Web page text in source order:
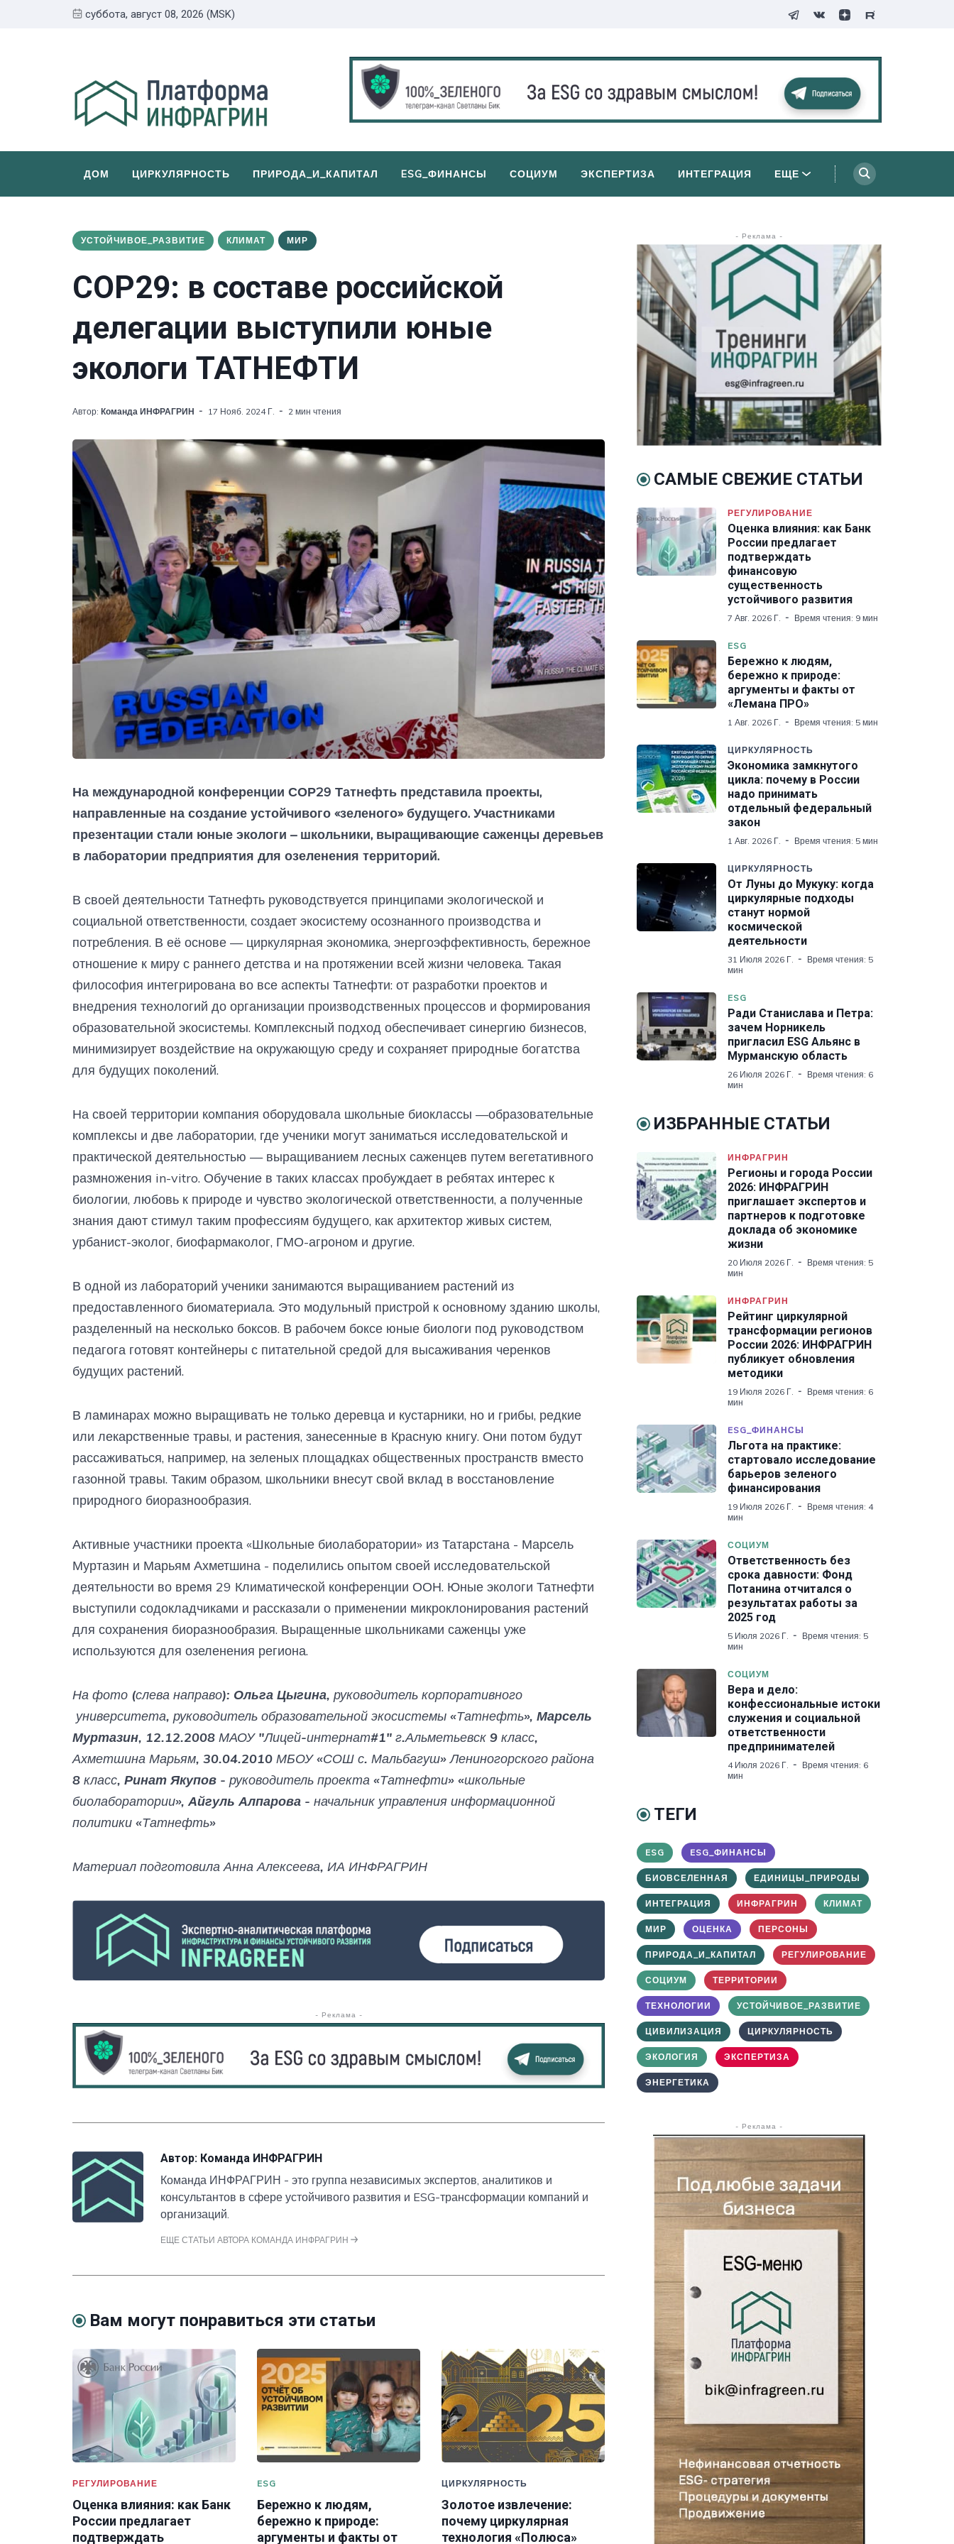
суббота, август 08, 2026 (MSK)
ДОМ ЦИРКУЛЯРНОСТЬ ПРИРОДА_И_КАПИТАЛ ESG_ФИНАНСЫ СОЦИУМ ЭКСПЕРТИЗА ИНТЕГРАЦИЯ ЕЩЕ
УСТОЙЧИВОЕ_РАЗВИТИЕ КЛИМАТ МИР
СОР29: в составе российской
делегации выступили юные
экологи ТАТНЕФТИ
Автор: Команда ИНФРАГРИН 17 Нояб. 2024 Г. 2 мин чтения
На международной конференции СОР29 Татнефть представила проекты,
направленные на создание устойчивого «зеленого» будущего. Участниками
презентации стали юные экологи – школьники, выращивающие саженцы деревьев
в лаборатории предприятия для озеленения территорий.
В своей деятельности Татнефть руководствуется принципами экологической и
социальной ответственности, создает экосистему осознанного производства и
потребления. В её основе — циркулярная экономика, энергоэффективность, бережное
отношение к миру с раннего детства и на протяжении всей жизни человека. Такая
философия интегрирована во все аспекты Татнефти: от разработки проектов и
внедрения технологий до организации производственных процессов и формирования
образовательной экосистемы. Комплексный подход обеспечивает синергию бизнесов,
минимизирует воздействие на окружающую среду и сохраняет природные богатства
для будущих поколений.
На своей территории компания оборудовала школьные биоклассы —образовательные
комплексы и две лаборатории, где ученики могут заниматься исследовательской и
практической деятельностью — выращиванием лесных саженцев путем вегетативного
размножения in-vitro. Обучение в таких классах пробуждает в ребятах интерес к
биологии, любовь к природе и чувство экологической ответственности, а полученные
знания дают стимул таким профессиям будущего, как архитектор живых систем,
урбанист-эколог, биофармаколог, ГМО-агроном и другие.
В одной из лабораторий ученики занимаются выращиванием растений из
предоставленного биоматериала. Это модульный пристрой к основному зданию школы,
разделенный на несколько боксов. В рабочем боксе юные биологи под руководством
педагога готовят контейнеры с питательной средой для высаживания черенков
будущих растений.
В ламинарах можно выращивать не только деревца и кустарники, но и грибы, редкие
или лекарственные травы, и растения, занесенные в Красную книгу. Они потом будут
рассаживаться, например, на зеленых площадках общественных пространств вместо
газонной травы. Таким образом, школьники внесут свой вклад в восстановление
природного биоразнообразия.
Активные участники проекта «Школьные биолаборатории» из Татарстана - Марсель
Муртазин и Марьям Ахметшина - поделились опытом своей исследовательской
деятельности во время 29 Климатической конференции ООН. Юные экологи Татнефти
выступили содокладчиками и рассказали о применении микроклонирования растений
для сохранения биоразнообразия. Выращенные школьниками саженцы уже
используются для озеленения региона.
На фото (слева направо): Ольга Цыгина, руководитель корпоративного
университета, руководитель образовательной экосистемы «Татнефть», Марсель
Муртазин, 12.12.2008 МАОУ "Лицей-интернат#1" г.Альметьевск 9 класс,
Ахметшина Марьям, 30.04.2010 МБОУ «СОШ с. Мальбагуш» Лениногорского района
8 класс, Ринат Якупов - руководитель проекта «Татнефти» «школьные
биолаборатории»,Айгуль Алпарова - начальник управления информационной
политики «Татнефть»
Материал подготовила Анна Алексеева, ИА ИНФРАГРИН
- Реклама -
Автор: Команда ИНФРАГРИН
Команда ИНФРАГРИН - это группа независимых экспертов, аналитиков и
консультантов в сфере устойчивого развития и ESG-трансформации компаний и
организаций.
ЕЩЕ СТАТЬИ АВТОРА КОМАНДА ИНФРАГРИН
Вам могут понравиться эти статьи
РЕГУЛИРОВАНИЕ
Оценка влияния: как Банк
России предлагает
подтверждать
ESG
Бережно к людям,
бережно к природе:
аргументы и факты от
ЦИРКУЛЯРНОСТЬ
Золотое извлечение:
почему циркулярная
технология «Полюса»
- Реклама -
САМЫЕ СВЕЖИЕ СТАТЬИ
РЕГУЛИРОВАНИЕ
Оценка влияния: как Банк
России предлагает
подтверждать
финансовую
существенность
устойчивого развития
7 Авг. 2026 Г. Время чтения: 9 мин
ESG
Бережно к людям,
бережно к природе:
аргументы и факты от
«Лемана ПРО»
1 Авг. 2026 Г. Время чтения: 5 мин
ЦИРКУЛЯРНОСТЬ
Экономика замкнутого
цикла: почему в России
надо принимать
отдельный федеральный
закон
1 Авг. 2026 Г. Время чтения: 5 мин
ЦИРКУЛЯРНОСТЬ
От Луны до Мукуку: когда
циркулярные подходы
станут нормой
космической
деятельности
31 Июля 2026 Г.
Время чтения: 5
мин
ESG
Ради Станислава и Петра:
зачем Норникель
пригласил ESG Альянс в
Мурманскую область
26 Июля 2026 Г.
Время чтения: 6
мин
ИЗБРАННЫЕ СТАТЬИ
ИНФРАГРИН
Регионы и города России
2026: ИНФРАГРИН
приглашает экспертов и
партнеров к подготовке
доклада об экономике
жизни
20 Июля 2026 Г.
Время чтения: 5
мин
ИНФРАГРИН
Рейтинг циркулярной
трансформации регионов
России 2026: ИНФРАГРИН
публикует обновления
методики
19 Июля 2026 Г.
Время чтения: 6
мин
ESG_ФИНАНСЫ
Льгота на практике:
стартовало исследование
барьеров зеленого
финансирования
19 Июля 2026 Г.
Время чтения: 4
мин
СОЦИУМ
Ответственность без
срока давности: Фонд
Потанина отчитался о
результатах работы за
2025 год
5 Июля 2026 Г.
Время чтения: 5
мин
СОЦИУМ
Вера и дело:
конфессиональные истоки
служения и социальной
ответственности
предпринимателей
4 Июля 2026 Г.
Время чтения: 6
мин
ТЕГИ
ESG ESG_ФИНАНСЫ
БИОВСЕЛЕННАЯ ЕДИНИЦЫ_ПРИРОДЫ
ИНТЕГРАЦИЯ ИНФРАГРИН КЛИМАТ
МИР ОЦЕНКА ПЕРСОНЫ
ПРИРОДА_И_КАПИТАЛ РЕГУЛИРОВАНИЕ
СОЦИУМ ТЕРРИТОРИИ
ТЕХНОЛОГИИ УСТОЙЧИВОЕ_РАЗВИТИЕ
ЦИВИЛИЗАЦИЯ ЦИРКУЛЯРНОСТЬ
ЭКОЛОГИЯ ЭКСПЕРТИЗА
ЭНЕРГЕТИКА
- Реклама -